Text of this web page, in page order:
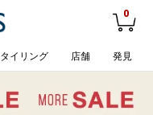
0
イリング 店舗 発見